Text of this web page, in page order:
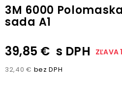
3M 6000
sada A1
39,85 € s DPH ZĽAVA
32,40 € bez DPH